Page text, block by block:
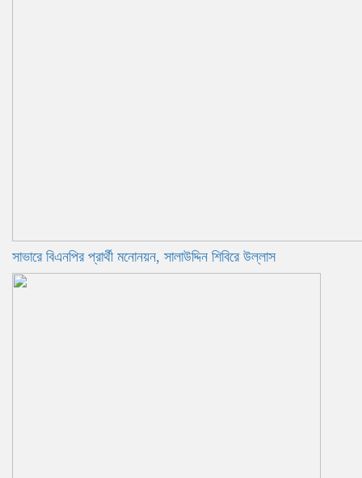
সাভারে বিএনপির প্রার্থী মনোনয়ন, সালাউদ্দিন শিবিরে উল্লাস